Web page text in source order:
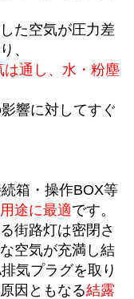
た空気が圧力差
、
は通し、水・粉塵
響に対してすぐ
箱・操作BOX等
途に最適です。
街路灯は密閉さ
空気が充満し結
気プラグを取り
因ともなる結露